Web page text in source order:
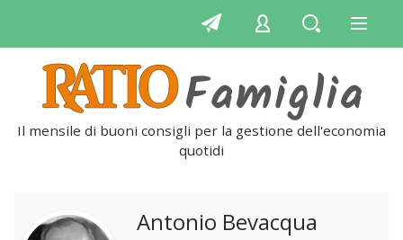
Il mensile di buoni consigli per la gestione dell'economia
quotidian
Antonio Bevacqua